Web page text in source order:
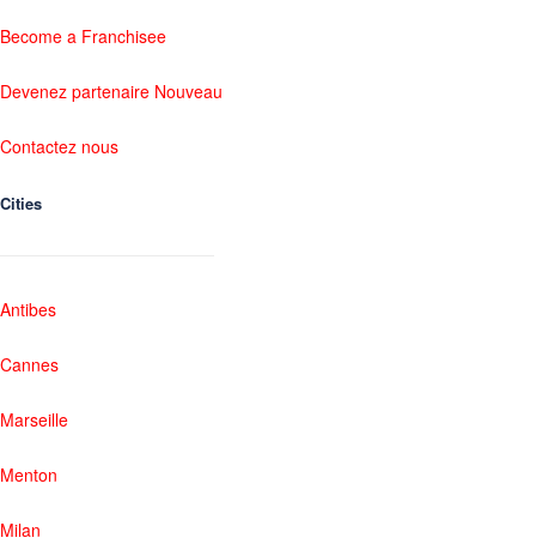
Become a Franchisee
Devenez partenaire Nouveau
Contactez nous
Cities
Antibes
Cannes
Marseille
Menton
Milan